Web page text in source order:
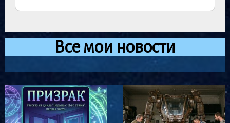
Все мои новости